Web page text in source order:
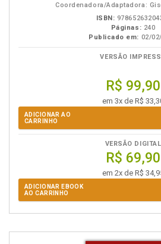
Coordenadora/Adaptadora:
ISBN:
Páginas: 240
Publicado em: 02/
VERSÃO
R$ 99,90
em 3x de R$
ADICIONAR AO
CARRINHO
VERSÃO DIGITAL
R$ 69,90
em 2x de R$
ADICIONAR EBOOK
AO CARRINHO